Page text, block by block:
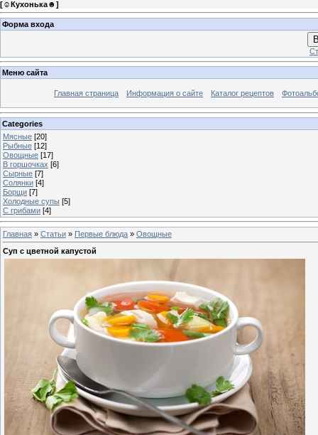
[☺Кухонька☻ ]
Форма входа
Меню сайта
Главная страница Информация о сайте Каталог рецептов
Categories
Мясные [20]
Рыбные [12]
Овощные [17]
В горшочках [6]
Сырные [7]
Солянки [4]
Борщи [7]
Холодные супы [5]
С грибами [4]
Главная » Статьи » Первые блюда » Овощные
Суп с цветной капустой